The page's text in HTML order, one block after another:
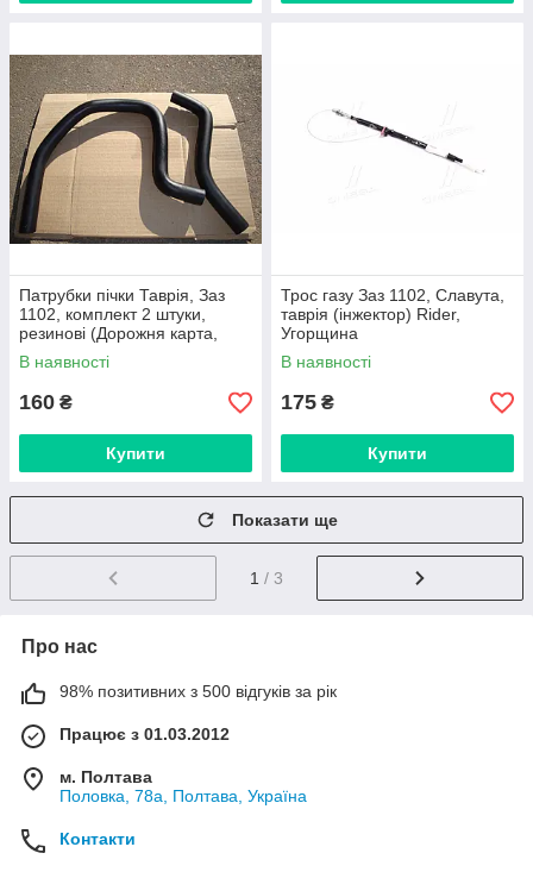
Патрубки пічки Таврія, Заз
1102, комплект 2 штуки,
резинові (Дорожня карта,
Харків)
В наявності
160 ₴
Купити
Трос газу Заз 1102, Славута,
таврія (інжектор) Rider,
Угорщина
В наявності
175 ₴
Купити
Показати ще
1 / 3
Про нас
98% позитивних з 500 відгуків за рік
Працює з 01.03.2012
м. Полтава
Половка, 78а, Полтава, Україна
Контакти